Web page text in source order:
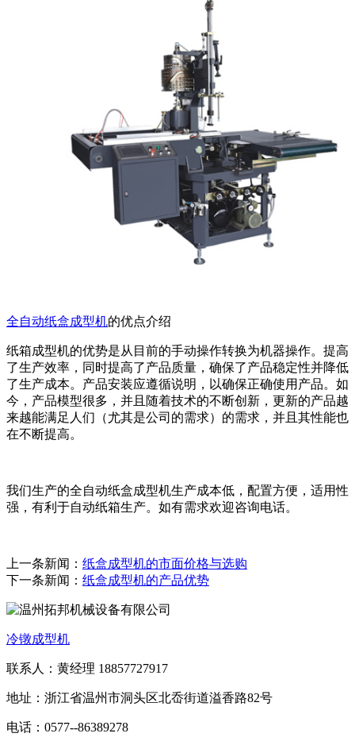
全自动纸盒成型机的优点介绍
纸箱成型机的优势是从目前的手动操作转换为机器操作。提高
了生产效率，同时提高了产品质量，确保了产品稳定性并降低
了生产成本。产品安装应遵循说明，以确保正确使用产品。如
今，产品模型很多，并且随着技术的不断创新，更新的产品越
来越能满足人们（尤其是公司的需求）的需求，并且其性能也
在不断提高。
我们生产的全自动纸盒成型机生产成本低，配置方便，适用性
强，有利于自动纸箱生产。如有需求欢迎咨询电话。
上一条新闻： 纸盒成型机的市面价格与选购
下一条新闻： 纸盒成型机的产品优势
冷镦成型机
联系人：黄经理 18857727917
地址：浙江省温州市洞头区北岙街道溢香路82号
电话：0577--86389278